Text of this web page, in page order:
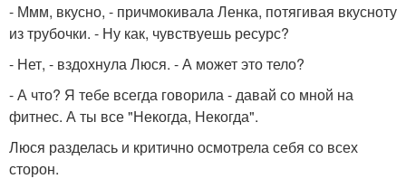
- Ммм, вкусно, - причмокивала Ленка, потягивая вкусноту
из трубочки. - Ну как, чувствуешь ресурс?
- Нет, - вздохнула Люся. - А может это тело?
- А что? Я тебе всегда говорила - давай со мной на
фитнес. А ты все "Некогда, Некогда".
Люся разделась и критично осмотрела себя со всех
сторон.